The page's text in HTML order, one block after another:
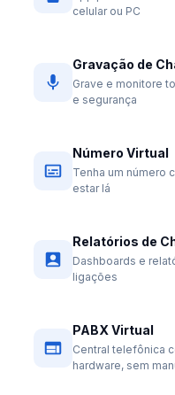
celular ou PC
Gravação de
Grave e monitore
e segurança
Número Virtual
Tenha um número
estar lá
Relatórios de
Dashboards e
ligações
PABX Virtual
Central telefônica
hardware, sem